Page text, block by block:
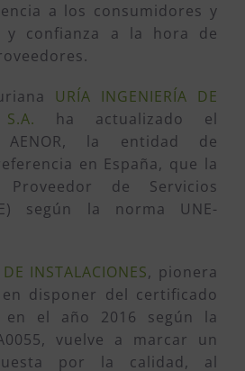
a los consumidores y
y confianza a la hora de
URÍA INGENIERÍA DE
ha actualizado el
la entidad de
en España, que la
de Servicios
según la norma UNE-
INSTALACIONES, pionera
disponer del certificado
en el año 2016 según la
vuelve a marcar un
por la calidad, al